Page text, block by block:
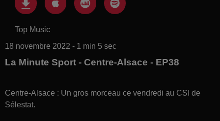
Top Music
18 novembre 2022 - 1 min 5 sec
La Minute Sport - Centre-Alsace - EP38
Centre-Alsace : Un gros morceau ce vendredi au CSI de
Sélestat.